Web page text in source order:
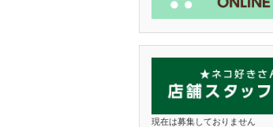
現在は募集しておりません